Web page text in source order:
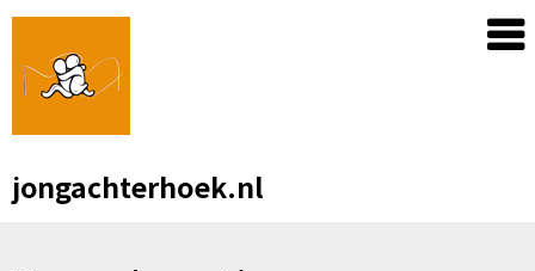
Skip
content
jongachterhoek.nl